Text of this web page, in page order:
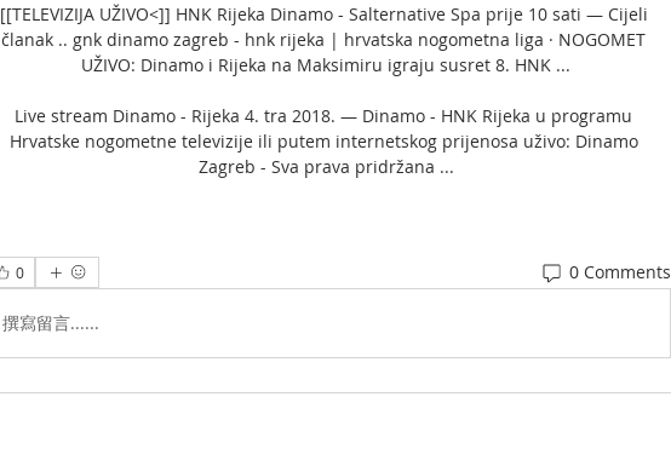
[[TELEVIZIJA UŽIVO<]] HNK Rijeka Dinamo - Salternative Spa prije 10 sati — Cijeli
članak .. gnk dinamo zagreb - hnk rijeka | hrvatska nogometna liga · NOGOMET
UŽIVO: Dinamo i Rijeka na Maksimiru igraju susret 8. HNK ...
Live stream Dinamo - Rijeka 4. tra 2018. — Dinamo - HNK Rijeka u programu
Hrvatske nogometne televizije ili putem internetskog prijenosa uživo: Dinamo
Zagreb - Sva prava pridržana ...
0 0 Comments
撰寫留言......